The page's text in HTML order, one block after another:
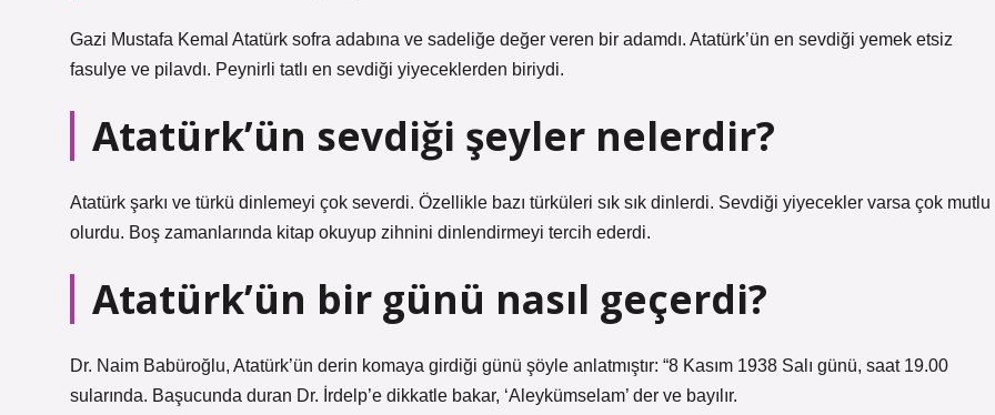
Gazi Mustafa Kemal Atatürk sofra adabına ve sadeliğe değer veren bir adamdı. Atatürk’ün en sevdiği yemek etsiz
fasulye ve pilavdı. Peynirli tatlı en sevdiği yiyeceklerden biriydi.
Atatürk’ün sevdiği şeyler nelerdir?
Atatürk şarkı ve türkü dinlemeyi çok severdi. Özellikle bazı türküleri sık sık dinlerdi. Sevdiği yiyecekler varsa çok mutlu
olurdu. Boş zamanlarında kitap okuyup zihnini dinlendirmeyi tercih ederdi.
Atatürk’ün bir günü nasıl geçerdi?
Dr. Naim Babüroğlu, Atatürk’ün derin komaya girdiği günü şöyle anlatmıştır: “8 Kasım 1938 Salı günü, saat 19.00
sularında. Başucunda duran Dr. İrdelp’e dikkatle bakar, ‘Aleykümselam’ der ve bayılır.